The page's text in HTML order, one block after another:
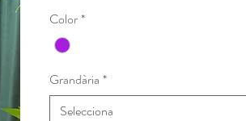
Color*
Grandària *
Selecciona